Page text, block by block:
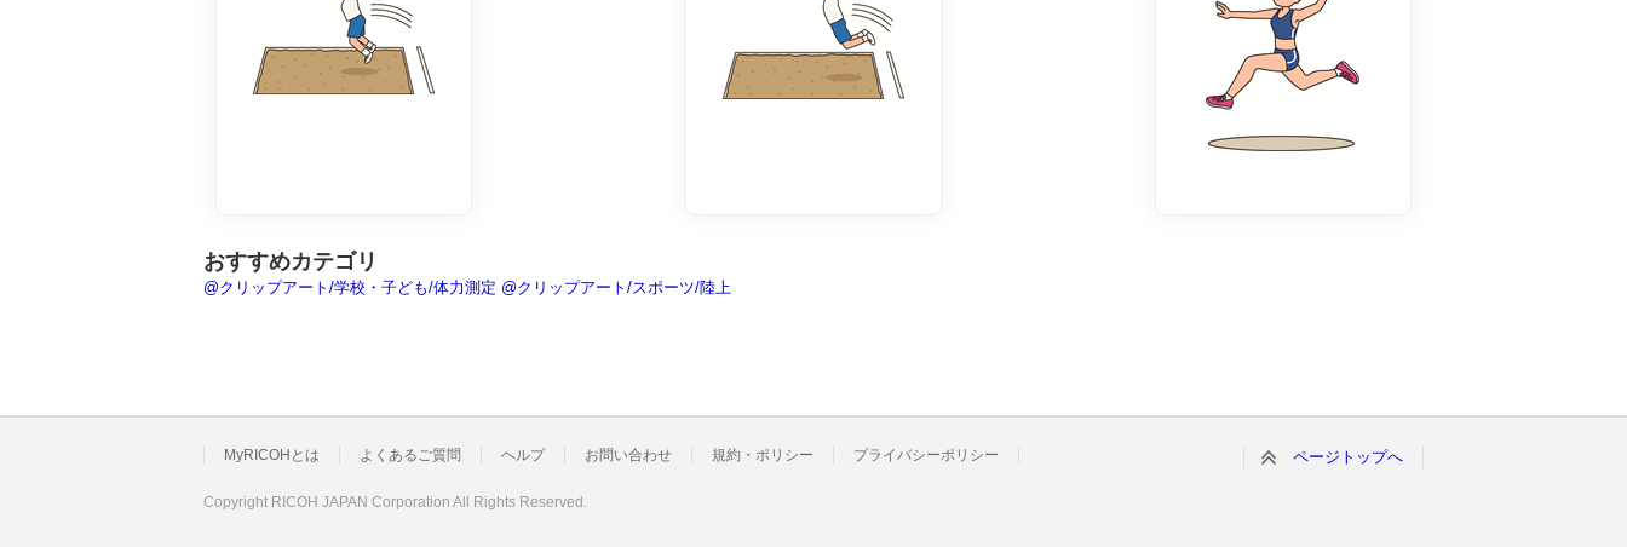
おすすめカテゴリ
@クリップアート/学校・子ども/体力測定 @クリップアート/スポーツ/陸上
MyRICOHとは よくあるご質問 ヘルプ お問い合わせ 規約・ポリシー プライバシーポリシー ページトップへ
Copyright RICOH JAPAN Corporation All Rights Reserved.